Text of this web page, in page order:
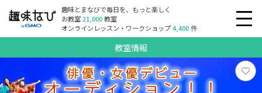
趣味とまなびで毎日を、もっと楽しく
お教室21,000教室
オンラインレッスン・ワークショップ4,400件
教室情報